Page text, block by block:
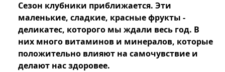
Сезон клубники приближается. Эти
маленькие, сладкие, красные фрукты -
деликатес, которого мы ждали весь год. В
них много витаминов и минералов, которые
положительно влияют на самочувствие и
делают нас здоровее.